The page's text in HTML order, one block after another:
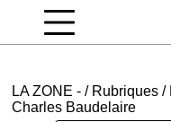
LA ZONE - / Rubriques /
Charles Baudelaire